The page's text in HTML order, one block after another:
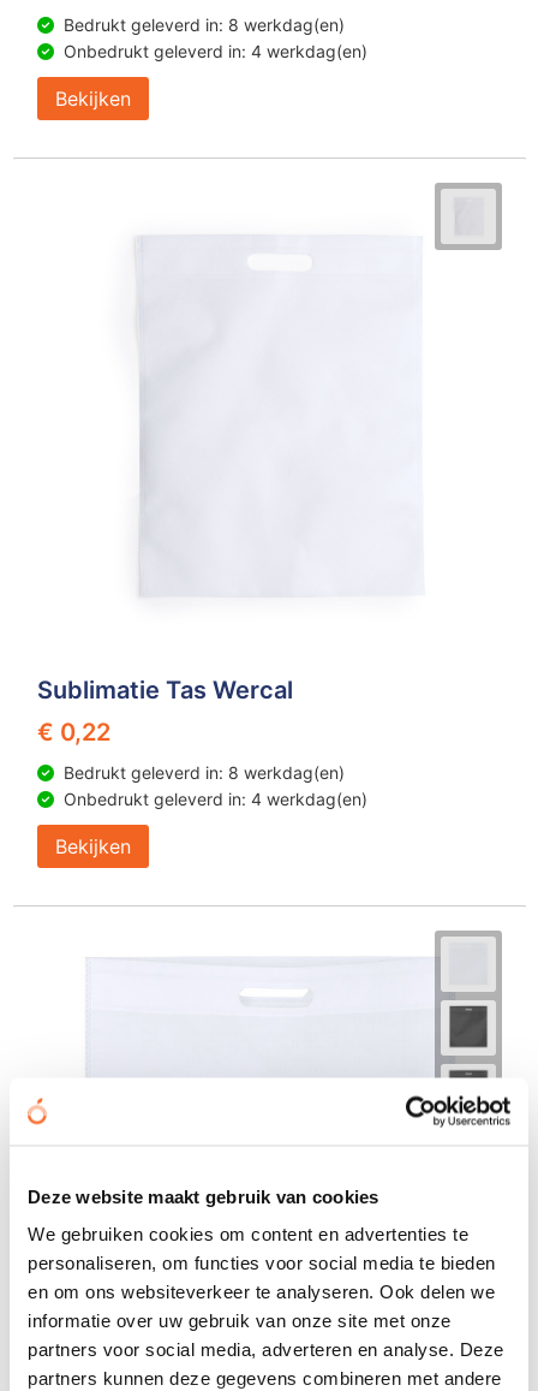
Deze website maakt gebruik van cookies
We gebruiken cookies om content en advertenties te
personaliseren, om functies voor social media te bieden
en om ons websiteverkeer te analyseren. Ook delen we
informatie over uw gebruik van onze site met onze
partners voor social media, adverteren en analyse. Deze
partners kunnen deze gegevens combineren met andere
Bedrukt geleverd in: 8 werkdag(en)
Onbedrukt geleverd in: 4 werkdag(en)
Bekijken
Sublimatie Tas Wercal
€ 0,22
Bedrukt geleverd in: 8 werkdag(en)
Onbedrukt geleverd in: 4 werkdag(en)
Bekijken